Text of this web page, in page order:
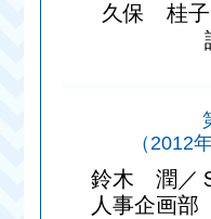
久保 桂
（2012
鈴木 潤／
人事企画